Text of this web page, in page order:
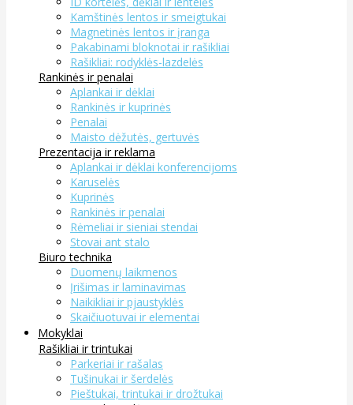
Kamštinės lentos ir smeigtukai
Magnetinės lentos ir įranga
Pakabinami bloknotai ir rašikliai
Rašikliai: rodyklės-lazdelės
Rankinės ir penalai
Aplankai ir dėklai
Rankinės ir kuprinės
Penalai
Maisto dėžutės, gertuvės
Prezentacija ir reklama
Aplankai ir dėklai konferencijoms
Karuselės
Kuprinės
Rankinės ir penalai
Rėmeliai ir sieniai stendai
Stovai ant stalo
Biuro technika
Duomenų laikmenos
Įrišimas ir laminavimas
Naikikliai ir pjaustyklės
Skaičiuotuvai ir elementai
Mokyklai
Rašikliai ir trintukai
Parkeriai ir rašalas
Tušinukai ir šerdelės
Pieštukai, trintukai ir drožtukai